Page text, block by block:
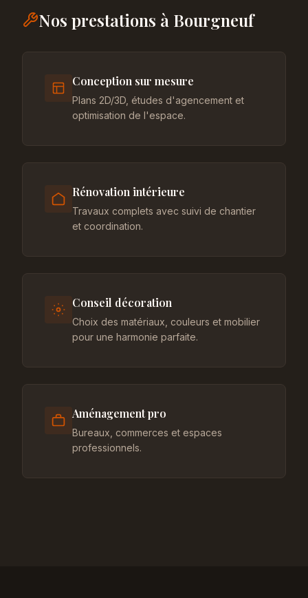
Nos prestations à Bourgneuf
Conception sur mesure
Plans 2D/3D, études d'agencement et
optimisation de l'espace.
Rénovation intérieure
Travaux complets avec suivi de chantier
et coordination.
Conseil décoration
Choix des matériaux, couleurs et mobilier
pour une harmonie parfaite.
Aménagement pro
Bureaux, commerces et espaces
professionnels.